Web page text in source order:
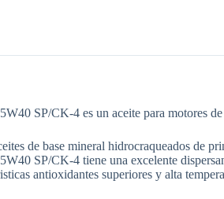
SP/CK-4 es un aceite para motores
de base mineral hidrocraqueados de
SP/CK-4 tiene una excelente
antioxidantes superiores y alta